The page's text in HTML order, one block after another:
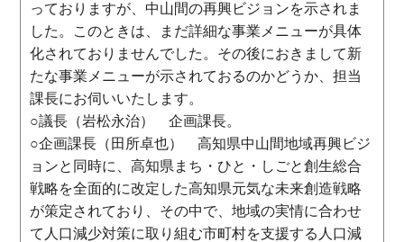
っておりますが、中山間の再興ビジョンを示されま
した。このときは、まだ詳細な事業メニューが具体
化されておりませんでした。その後におきまして新
たな事業メニューが示されておるのかどうか、担当
課長にお伺いいたします。
○議長（岩松永治） 企画課長。
○企画課長（田所卓也） 高知県中山間地域再興ビジ
ョンと同時に、高知県まち・ひと・しごと創生総合
戦略を全面的に改定した高知県元気な未来創造戦略
が策定されており、その中で、地域の実情に合わせ
て人口減少対策に取り組む市町村を支援する人口減